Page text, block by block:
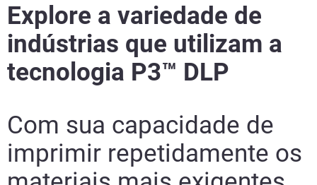
Explore a variedade de
indústrias que utilizam a
tecnologia P3™ DLP
Com sua capacidade de
imprimir repetidamente os